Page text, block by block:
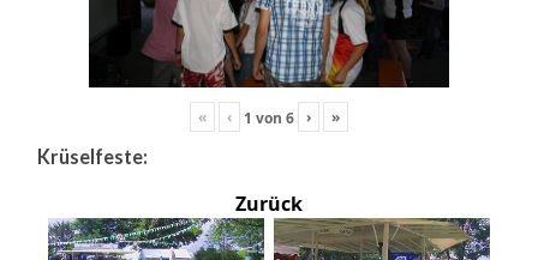
« ‹ 1 von 6 › »
Krüselfeste:
Zurück